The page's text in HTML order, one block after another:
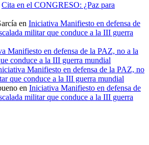
Cita en el CONGRESO: ¿Paz para
en Iniciativa Manifiesto en defensa de
militar que conduce a la III guerra
Manifiesto en defensa de la PAZ, no a la
conduce a la III guerra mundial
Manifiesto en defensa de la PAZ, no
que conduce a la III guerra mundial
en Iniciativa Manifiesto en defensa de
militar que conduce a la III guerra